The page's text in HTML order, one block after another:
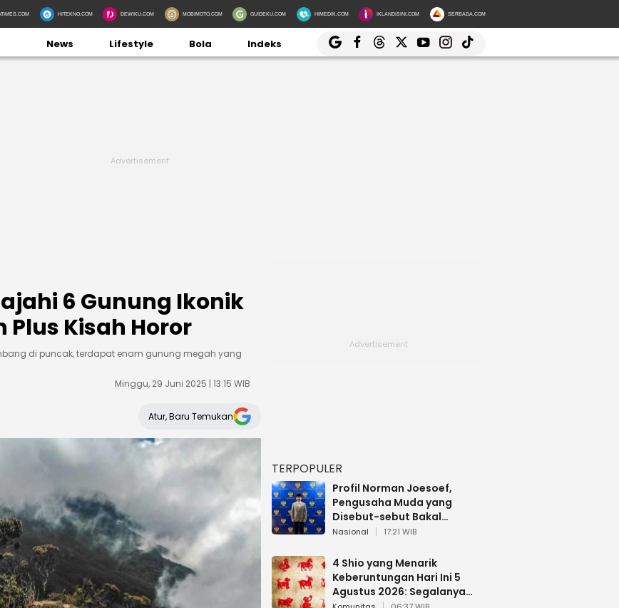
HITEKNO.COM DEWIKU.COM MOBIMOTO.COM GUIDEKU.COM HIMEDIK.COM IKLANDISINI.COM SERBADA.COM
News Lifestyle Bola Indeks
6 Gunung Ikonik
Plus Kisah Horor
di puncak, terdapat enam gunung megah yang
Minggu, 29 Juni 2025 | 13:15 WIB
Atur, Baru Temukan
TERPOPULER
Profil Norman Joesoef,
Pengusaha Muda yang
Disebut-sebut Bakal
Dilantik Jadi Wamenhan RI
Nasional 17:21 WIB
4 Shio yang Menarik
Keberuntungan Hari Ini 5
Agustus 2026: Segalanya